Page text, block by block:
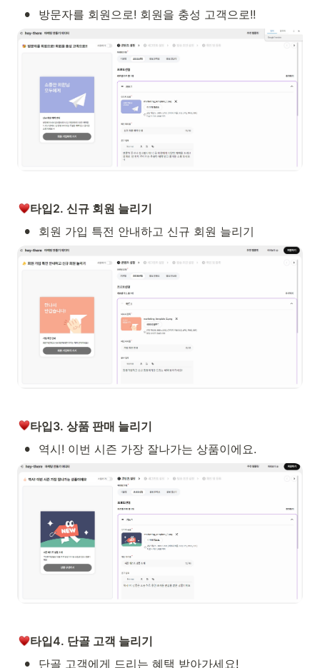
• 방문자를 회원으로! 회원을 충성 고객으로!!
타입2. 신규 회원 늘리기
• 회원 가입 특전 안내하고 신규 회원 늘리기
타입3. 상품 판매 늘리기
• 역시! 이번 시즌 가장 잘나가는 상품이에요.
타입4. 단골 고객 늘리기
• 단골 고객에게 드리는 혜택 받아가세요!